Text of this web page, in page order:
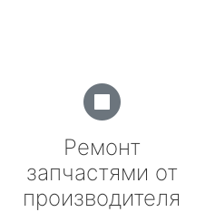
Ремонт
запчастями от
производителя